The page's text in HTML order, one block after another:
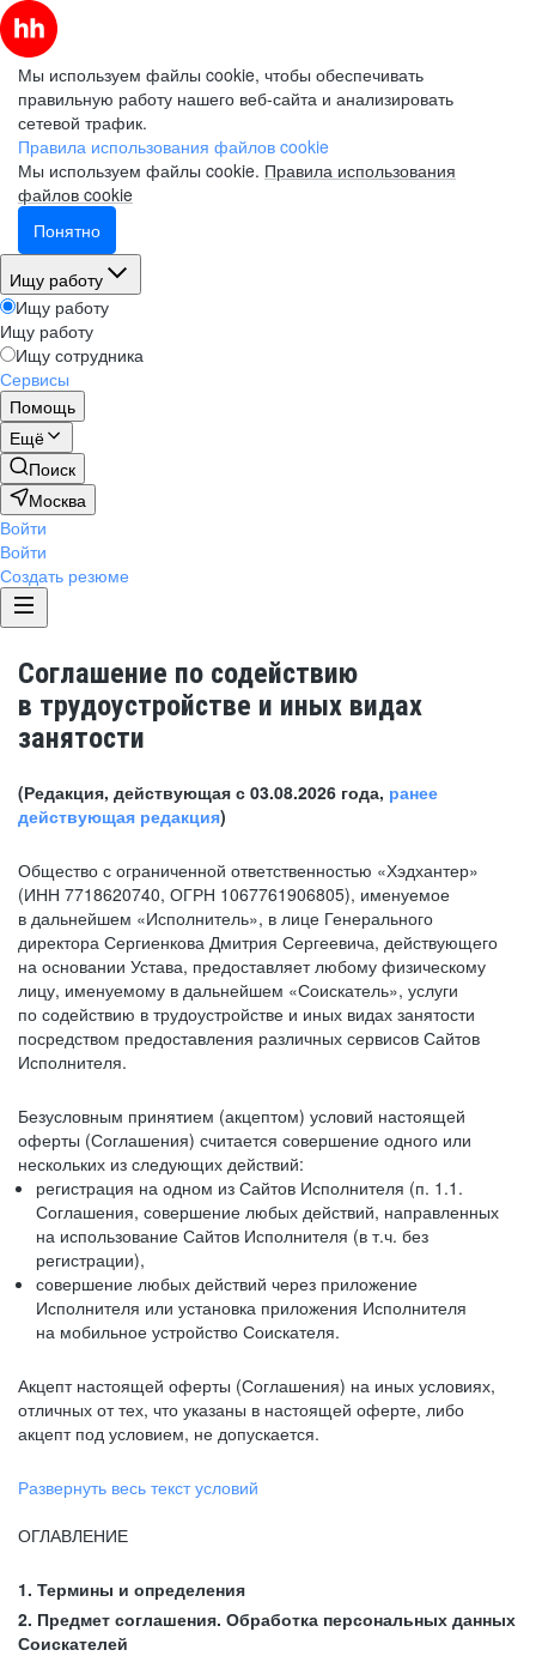
Мы используем файлы cookie, чтобы обеспечивать
правильную работу нашего веб-сайта и анализировать
сетевой трафик.
Правила использования файлов cookie
Мы используем файлы cookie. Правила использования
файлов cookie
Понятно
Ищу работу
Ищу работу
Ищу работу
Ищу сотрудника
Сервисы
Помощь
Ещё
Поиск
Москва
Войти
Войти
Создать резюме
Соглашение по содействию
в трудоустройстве и иных видах
занятости
(Редакция, действующая с 03.08.2026 года, ранее
действующая редакция)
Общество с ограниченной ответственностью «Хэдхантер»
(ИНН 7718620740, ОГРН 1067761906805), именуемое
в дальнейшем «Исполнитель», в лице Генерального
директора Сергиенкова Дмитрия Сергеевича, действующего
на основании Устава, предоставляет любому физическому
лицу, именуемому в дальнейшем «Соискатель», услуги
по содействию в трудоустройстве и иных видах занятости
посредством предоставления различных сервисов Сайтов
Исполнителя.
Безусловным принятием (акцептом) условий настоящей
оферты (Соглашения) считается совершение одного или
нескольких из следующих действий:
регистрация на одном из Сайтов Исполнителя (п. 1.1.
Соглашения, совершение любых действий, направленных
на использование Сайтов Исполнителя (в т.ч. без
регистрации),
совершение любых действий через приложение
Исполнителя или установка приложения Исполнителя
на мобильное устройство Соискателя.
Акцепт настоящей оферты (Соглашения) на иных условиях,
отличных от тех, что указаны в настоящей оферте, либо
акцепт под условием, не допускается.
Развернуть весь текст условий
ОГЛАВЛЕНИЕ
1. Термины и определения
2. Предмет соглашения. Обработка персональных данных
Соискателей